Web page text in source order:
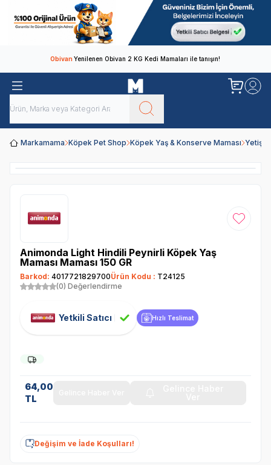
ObivanYenilenen Obivan 2 KG Kedi Mamaları ile tanışın!
Markamama Köpek Pet Shop Köpek Yaş & Konserve Maması
Favoriye
Animonda Light Hindili Peynirli Köpek Yaş
Maması Maması 150 GR
Barkod: 4017721829700Ürün Kodu : T24125
(0) Değerlendirme
Yetkili Satıcı Hızlı Teslimat
64,00
TL
Değişim ve İade Koşulları!